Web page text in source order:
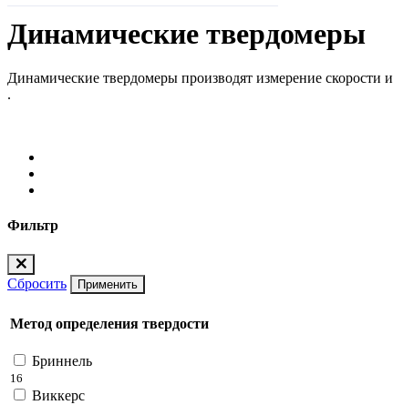
Динамические твердомеры
Динамические твердомеры производят измерение скорости
.
Фильтр
Сбросить Применить
Метод определения твердости
Бриннель
16
Виккерс